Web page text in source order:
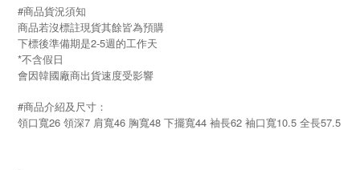
#商品貨況須知
商品若沒標註現貨其餘皆為預購
下標後準備期是2-5週的工作天
*不含假日
會因韓國廠商出貨速度受影響
#商品介紹及尺寸：
領口寬26 領深7 肩寬46 胸寬48 下擺寬44 袖長62 袖口寬10.5 全長57.5